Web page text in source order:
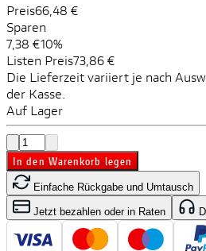
Preis66,48 €
Sparen
7,38 €10%
Listen Preis73,86 €
Die Lieferzeit variiert je nach
der Kasse.
Auf Lager
In den Warenkorb legen
Einfache Rückgabe und Umtausch
Jetzt bezahlen oder in Raten